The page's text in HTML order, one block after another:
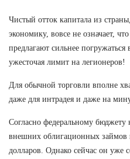
Чистый отток капитала из
экономику, вовсе не означает,
предлагают сильнее погружаться
ужесточая лимит на легионеров!
Для обычной торговли вполне
даже для интрадея и даже на
Согласно федеральному бюджету
внешних облигационных
долларов. Однако сейчас он уже